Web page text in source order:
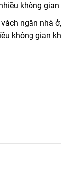
không gian
ngăn nhà
không gian